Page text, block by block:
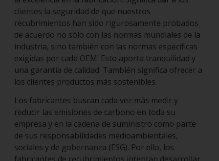
clientes la seguridad de que nuestros
recubrimientos han sido rigurosamente probados
de acuerdo no sólo con las normas mundiales de la
industria, sino también con las normas específicas
exigidas por cada OEM. Esto aporta tranquilidad y
una garantía de calidad. También significa ofrecer a
los clientes productos más sostenibles.
Los fabricantes buscan cada vez más medir y
reducir las emisiones de carbono en toda su
empresa y en la cadena de suministro como parte
de sus responsabilidades medioambientales,
sociales y de gobernanza (ESG). Por ello, los